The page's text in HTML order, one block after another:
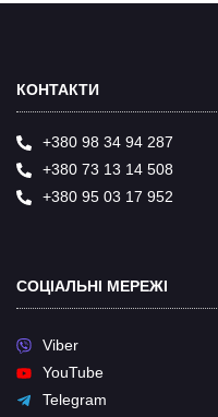
КОНТАКТИ
+380 98 34 94 287
+380 73 13 14 508
+380 95 03 17 952
СОЦІАЛЬНІ МЕРЕЖІ
Viber
YouTube
Telegram